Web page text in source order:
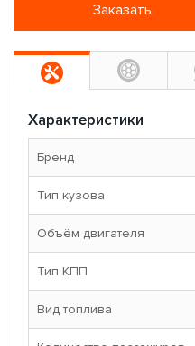
Заказать
Характеристики
Бренд
Тип кузова
Объём двигателя
Тип КПП
Вид топлива